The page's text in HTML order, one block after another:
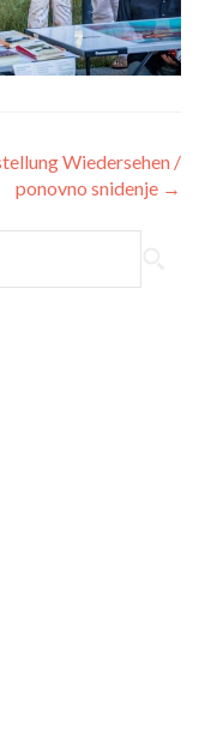
Wiedersehen /
ponovno snidenje →